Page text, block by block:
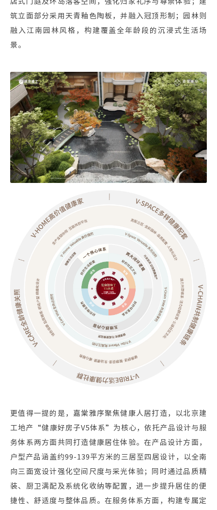
筑立面部分采用天青釉色陶板，并融入冠顶形制；园林则
融入江南园林风格，构建覆盖全年龄段的沉浸式生活场
景。
更值得一提的是，嘉棠雅序聚焦健康人居打造，以北京建
工地产“健康好房子V5体系”为核心，依托产品设计与服
务体系两方面共同打造健康居住体验。在产品设计方面，
户型产品涵盖约99-139平方米的三居至四居设计，以全南
向三面宽设计强化空间尺度与采光体验；同时通过品质精
装、厨卫满配及系统化收纳等配置，进一步提升居住的便
捷性、舒适度与整体品质。在服务体系方面，构建专属定